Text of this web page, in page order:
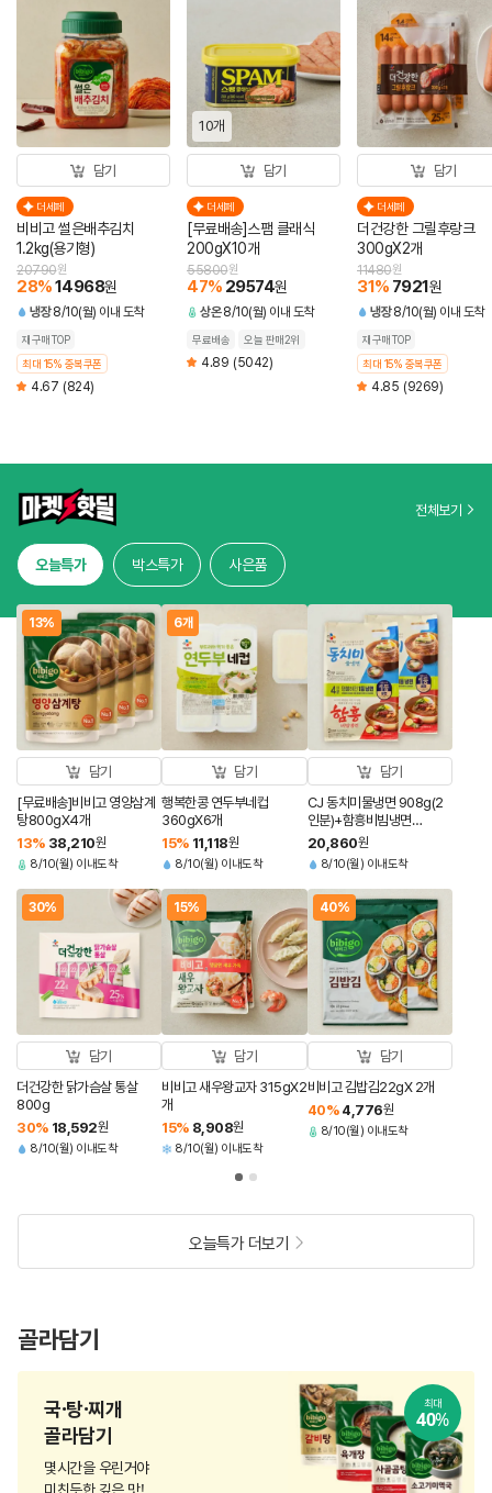
담기
더세페
비비고 썰은배추김치
1.2kg(용기형)
28%14968원
20790원
냉장 8/10(월) 이내 도착
재구매TOP
최대 15% 중복쿠폰
4.67 (824)
10개
담기
더세페
[무료배송]스팸 클래식
200gX10개
47% 29574원
55800원
상온 8/10(월) 이내 도착
무료배송 오늘 판매2위
4.89 (5042)
담기
더세페
더건강한 그릴후랑크
300gX2개
31% 7921원
11480원
냉장 8/10(월) 이내 도착
재구매TOP
최대 15% 중복쿠폰
4.85 (9269)
전체보기
오늘특가 박스특가 사은품
13%
담기
[무료배송]비비고 영양삼계
탕800gX4개
13% 38,210원
8/10(월) 이내도착
6개
담기
행복한콩 연두부네컵
360gX6개
15% 11,118원
8/10(월) 이내도착
담기
CJ 동치미물냉면 908g(2
인분)+함흥비빔냉면
474.4g(2인분)X2개
20,860원
8/10(월) 이내도착
30%
담기
더건강한 닭가슴살 통살
800g
30% 18,592원
8/10(월) 이내도착
15%
담기
비비고 새우왕교자 315gX2
개
15% 8,908원
8/10(월) 이내도착
40%
담기
비비고 김밥김22gX 2개
40% 4,776원
8/10(월) 이내도착
오늘특가 더보기
골라담기
최대
40%
국·탕·찌개
골라담기
몇시간을 우린거야